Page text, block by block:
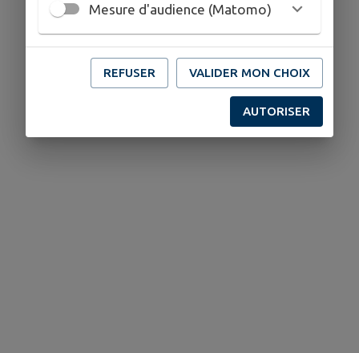
Mesure d'audience (Matomo)
REFUSER VALIDER MON CHOIX
AUTORISER